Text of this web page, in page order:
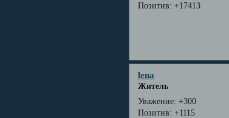
Позитив: +17413
lena
Житель
Уважение: +300
Позитив: +1115